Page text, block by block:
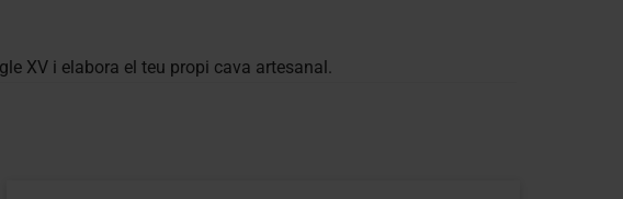
XV i elabora el teu propi cava artesanal.